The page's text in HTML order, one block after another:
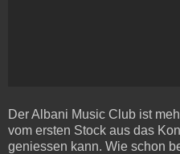
Der Albani Music Club ist
vom ersten Stock aus das
geniessen kann. Wie schon